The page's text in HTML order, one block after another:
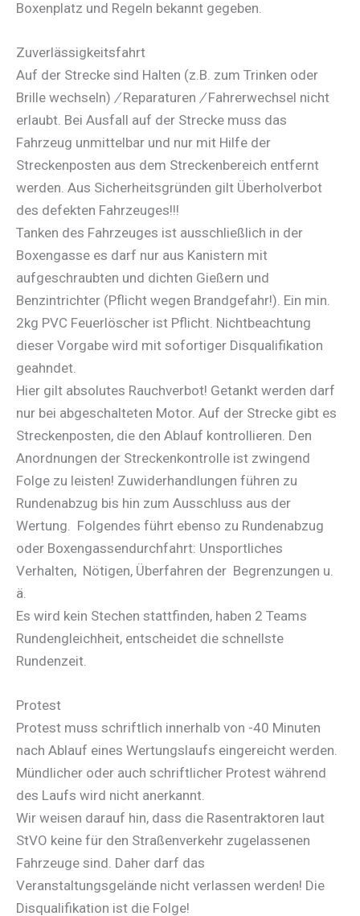
Boxenplatz und Regeln bekannt gegeben.
Zuverlässigkeitsfahrt
Auf der Strecke sind Halten (z.B. zum Trinken oder
Brille wechseln) /Reparaturen /Fahrerwechsel nicht
erlaubt. Bei Ausfall auf der Strecke muss das
Fahrzeug unmittelbar und nur mit Hilfe der
Streckenposten aus dem Streckenbereich entfernt
werden. Aus Sicherheitsgründen gilt Überholverbot
des defekten Fahrzeuges!!!
Tanken des Fahrzeuges ist ausschließlich in der
Boxengasse es darf nur aus Kanistern mit
aufgeschraubten und dichten Gießern und
Benzintrichter (Pflicht wegen Brandgefahr!). Ein min.
2kg PVC Feuerlöscher ist Pflicht. Nichtbeachtung
dieser Vorgabe wird mit sofortiger Disqualifikation
geahndet.
Hier gilt absolutes Rauchverbot! Getankt werden darf
nur bei abgeschalteten Motor. Auf der Strecke gibt es
Streckenposten, die den Ablauf kontrollieren. Den
Anordnungen der Streckenkontrolle ist zwingend
Folge zu leisten! Zuwiderhandlungen führen zu
Rundenabzug bis hin zum Ausschluss aus der
Wertung. Folgendes führt ebenso zu Rundenabzug
oder Boxengassendurchfahrt: Unsportliches
Verhalten, Nötigen, Überfahren der Begrenzungen u.
ä.
Es wird kein Stechen stattfinden, haben 2 Teams
Rundengleichheit, entscheidet die schnellste
Rundenzeit.
Protest
Protest muss schriftlich innerhalb von -40 Minuten
nach Ablauf eines Wertungslaufs eingereicht werden.
Mündlicher oder auch schriftlicher Protest während
des Laufs wird nicht anerkannt.
Wir weisen darauf hin, dass die Rasentraktoren laut
StVO keine für den Straßenverkehr zugelassenen
Fahrzeuge sind. Daher darf das
Veranstaltungsgelände nicht verlassen werden! Die
Disqualifikation ist die Folge!